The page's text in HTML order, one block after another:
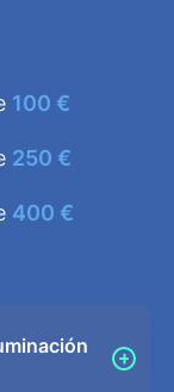
100 €
250 €
400 €